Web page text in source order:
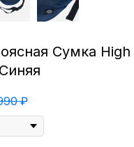
Сумка High
₽